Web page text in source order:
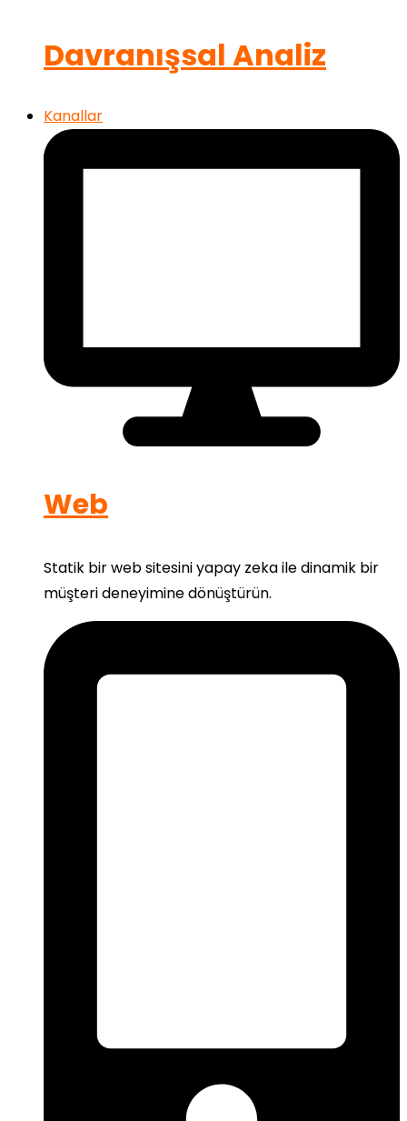
Davranışsal Analiz
Kanallar
Web
Statik bir web sitesini yapay zeka ile dinamik bir
müşteri deneyimine dönüştürün.